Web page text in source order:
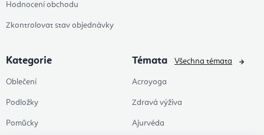
Hodnocení obchodu
Zkontrolovat stav objednávky
Kategorie
Oblečení
Podložky
Pomůcky
Témata
Acroyoga
Zdravá výživa
Ajurvéda
Všechna témata